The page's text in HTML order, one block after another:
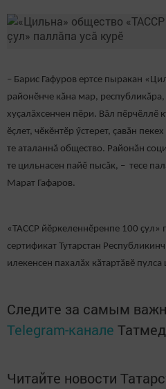
– Барис Гафуров ертсе пыракан
районӗнче кӑна мар,
хуçалăхсенчен пӗри. Вăл пӗрчӗллӗ
ӗçлет, чӗкӗнтӗр ӳстерет, çавăн
те аталаннă общество. Районăн
те цильнасен пайӗ пысăк, – тесе
Марат Гафаров.
«ТАССР йӗркеленнӗренпе 100 ҫул»
сертификат Тутарстан
илекенсен пахалӑх кӑтартӑвӗ пулса
Следите за самым
Telegram-канале
Читайте новости